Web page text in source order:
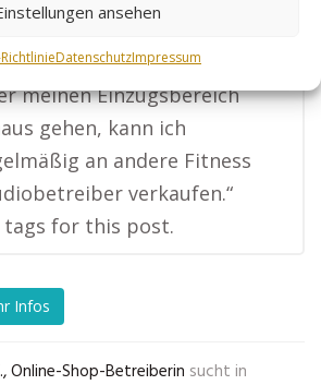
ansehen
DatenschutzImpressum
Unterschied für mein
gemacht. Anfragen, die
meinen Einzugsbereich
gehen, kann ich
an andere Fitness
verkaufen.“
tags for this post.
Infos
Online-Shop-Betreiberin sucht in